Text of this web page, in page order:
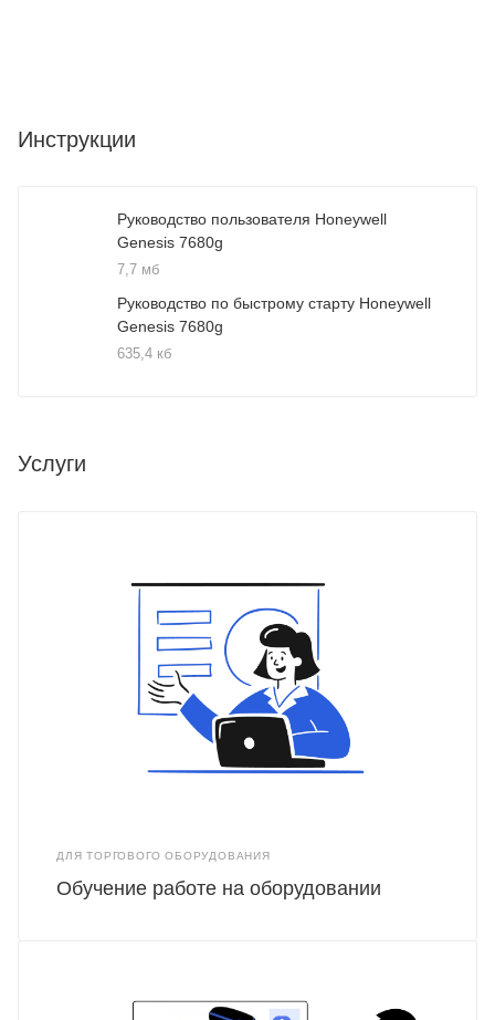
Инструкции
Руководство пользователя Honeywell
Genesis 7680g
7,7 мб
Руководство по быстрому старту Honeywell
Genesis 7680g
635,4 кб
Услуги
ДЛЯ ТОРГОВОГО ОБОРУДОВАНИЯ
Обучение работе на оборудовании